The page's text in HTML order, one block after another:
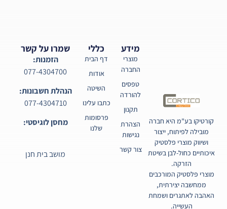
קורטיקו בע"מ היא חברה
מובילה לפיתוח, ייצור
ושיווק מוצרי פלסטיק
איכותיים כחול-לבן בשיטת
הזרקה.
מוצרי פלסטיק המורכבים
ממחשבה יצירתית,
האהבה לאתגרים ושמחת
העשייה.
כללי
דף הבית
אודות
השיטה
כתבו עלינו
פרסומות
שלנו
מידע
מוצרי
החברה
טפסים
להורדה
תקנון
הצהרת
נגישות
צור קשר
שמרו על קשר
הזמנות:
077-4304700
הנהלת חשבונות:
077-4304710
מחסן לוגיסטי:
מושב בית חנן